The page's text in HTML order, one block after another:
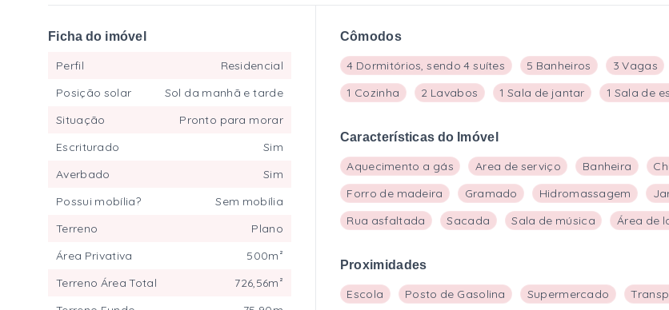
Cômodos
4 Dormitórios, sendo 4 suítes 5 Banheiros 3 Vagas
1 Cozinha
2 Lavabos 1 Sala de jantar 1 Sala de
Características do Imóvel
Aquecimento a gás Area de serviço Banheira
Forro de madeira
Gramado Hidromassagem
Rua asfaltada
Sacada Sala de música Área de
Proximidades
Escola Posto de Gasolina Supermercado
Ficha do imóvel
Perfil
Residencial
Posição solar
Sol da manhã e tarde
Situação
Pronto para morar
Escriturado
Sim
Averbado
Sim
Possui mobília?
Sem mobília
Terreno
Plano
Área Privativa
500m²
Terreno Área Total
726,56m²